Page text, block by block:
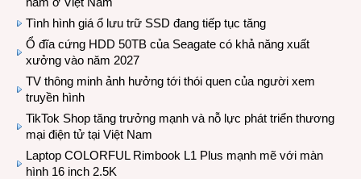
Tình hình giá ổ lưu trữ SSD đang tiếp tục tăng
Ổ đĩa cứng HDD 50TB của Seagate có khả năng xuất
xưởng vào năm 2027
TV thông minh ảnh hưởng tới thói quen của người xem
truyền hình
TikTok Shop tăng trưởng mạnh và nỗ lực phát triển thương
mại điện tử tại Việt Nam
Laptop COLORFUL Rimbook L1 Plus mạnh mẽ với màn
hình 16 inch 2.5K